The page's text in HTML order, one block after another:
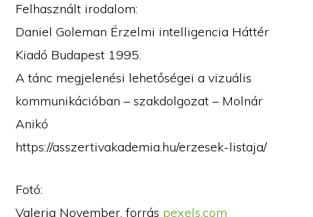
Felhasznált irodalom:
Daniel Goleman Érzelmi intelligencia Háttér
Kiadó Budapest 1995.
A tánc megjelenési lehetőségei a vizuális
kommunikációban – szakdolgozat – Molnár
Anikó
https://asszertivakademia.hu/erzesek-listaja/
Fotó:
Valeria November, forrás pexels.com